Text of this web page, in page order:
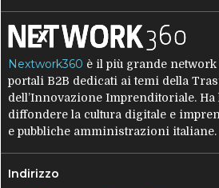
Nextwork360 è il più grande
portali B2B dedicati ai temi della
dell’Innovazione Imprenditoriale.
diffondere la cultura digitale e
e pubbliche amministrazioni italiane.
Indirizzo